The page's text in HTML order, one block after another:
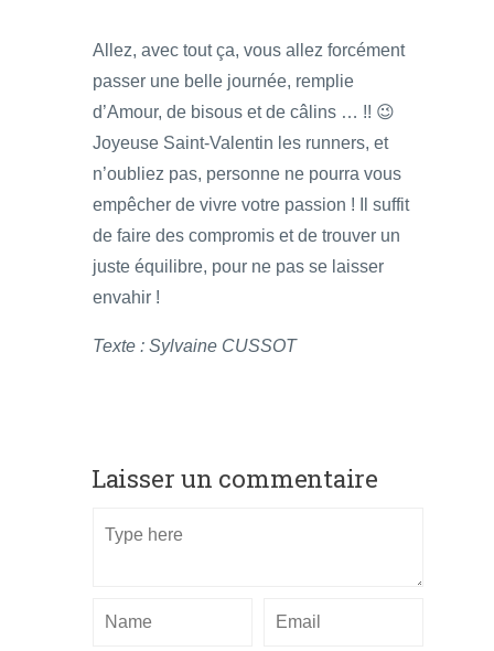
Allez, avec tout ça, vous allez forcément
passer une belle journée, remplie
d’Amour, de bisous et de câlins … !! 😉
Joyeuse Saint-Valentin les runners, et
n’oubliez pas, personne ne pourra vous
empêcher de vivre votre passion ! Il suffit
de faire des compromis et de trouver un
juste équilibre, pour ne pas se laisser
envahir !
Texte : Sylvaine CUSSOT
Laisser un commentaire